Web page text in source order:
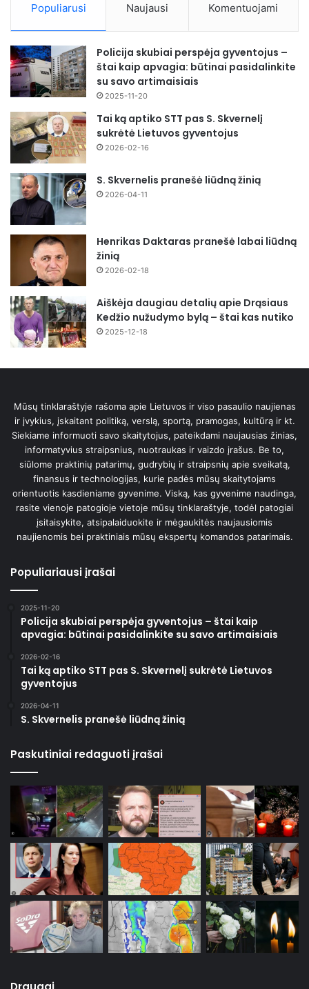
Populiarusi Naujausi Komentuojami
Policija skubiai perspėja gyventojus –
štai kaip apvagia: būtinai pasidalinkite
su savo artimaisiais
2025-11-20
Tai ką aptiko STT pas S. Skvernelį
sukrėtė Lietuvos gyventojus
2026-02-16
S. Skvernelis pranešė liūdną žinią
2026-04-11
Henrikas Daktaras pranešė labai liūdną
žinią
2026-02-18
Aiškėja daugiau detalių apie Drąsiaus
Kedžio nužudymo bylą – štai kas nutiko
2025-12-18
Mūsų tinklaraštyje rašoma apie Lietuvos ir viso pasaulio naujienas
ir įvykius, įskaitant politiką, verslą, sportą, pramogas, kultūrą ir kt.
Siekiame informuoti savo skaitytojus, pateikdami naujausias žinias,
informatyvius straipsnius, nuotraukas ir vaizdo įrašus. Be to,
siūlome praktinių patarimų, gudrybių ir straipsnių apie sveikatą,
finansus ir technologijas, kurie padės mūsų skaitytojams
orientuotis kasdieniame gyvenime. Viską, kas gyvenime naudinga,
rasite vienoje patogioje vietoje mūsų tinklaraštyje, todėl patogiai
įsitaisykite, atsipalaiduokite ir mėgaukitės naujausiomis
naujienomis bei praktiniais mūsų ekspertų komandos patarimais.
Populiariausi įrašai
2025-11-20
Policija skubiai perspėja gyventojus – štai kaip
apvagia: būtinai pasidalinkite su savo artimaisiais
2026-02-16
Tai ką aptiko STT pas S. Skvernelį sukrėtė Lietuvos
gyventojus
2026-04-11
S. Skvernelis pranešė liūdną žinią
Paskutiniai redaguoti įrašai